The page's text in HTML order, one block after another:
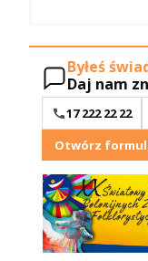
Byłeś
Daj nam
17 222 22 22
Otwórz